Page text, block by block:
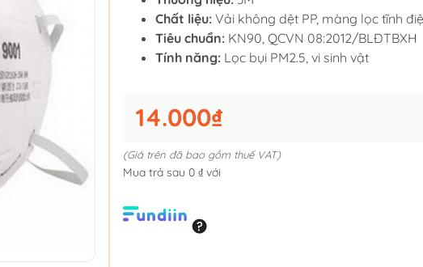
Chất liệu: Vải không dệt PP, màng lọc tĩnh
Tiêu chuẩn: KN90, QCVN 08:2012/BLĐTBXH
Tính năng: Lọc bụi PM2.5, vi sinh vật
14.000₫
(Giá trên đã bao gồm thuế VAT)
Mua trả sau 0 ₫ với